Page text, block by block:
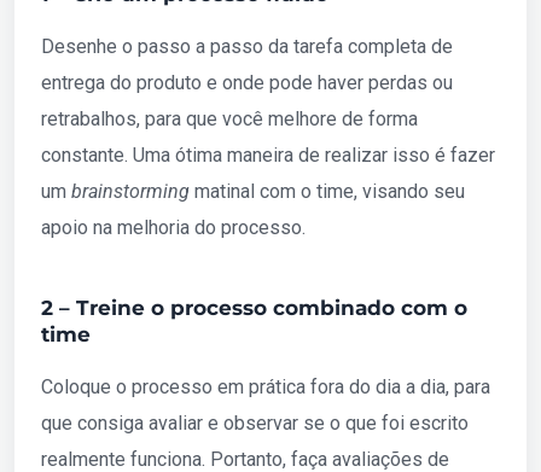
Desenhe o passo a passo da tarefa completa de
entrega do produto e onde pode haver perdas ou
retrabalhos, para que você melhore de forma
constante. Uma ótima maneira de realizar isso é fazer
um brainstorming matinal com o time, visando seu
apoio na melhoria do processo.
2 – Treine o processo combinado com o
time
Coloque o processo em prática fora do dia a dia, para
que consiga avaliar e observar se o que foi escrito
realmente funciona. Portanto, faça avaliações de